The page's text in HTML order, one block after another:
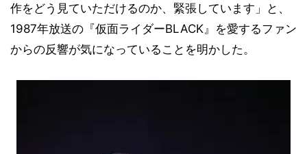
作をどう見ていただけるのか、緊張しています」と、
1987年放送の『仮面ライダーBLACK』を愛するファン
からの反響が気になっていることを明かした。